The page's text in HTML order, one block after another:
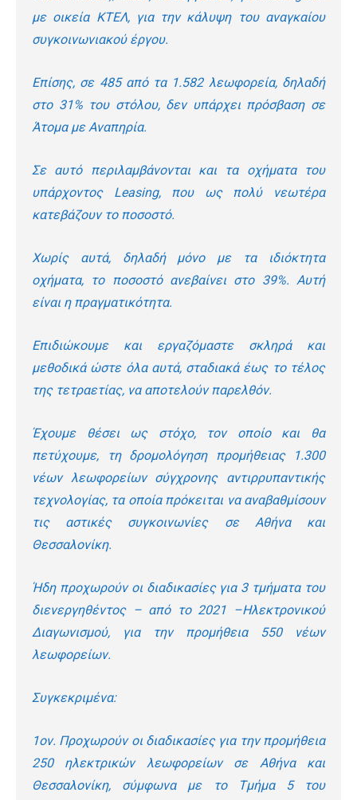
με οικεία ΚΤΕΛ, για την κάλυψη του αναγκαίου
συγκοινωνιακού έργου.
Επίσης, σε 485 από τα 1.582 λεωφορεία, δηλαδή
στο 31% του στόλου, δεν υπάρχει πρόσβαση σε
Άτομα με Αναπηρία.
Σε αυτό περιλαμβάνονται και τα οχήματα του
υπάρχοντος Leasing, που ως πολύ νεωτέρα
κατεβάζουν το ποσοστό.
Χωρίς αυτά, δηλαδή μόνο με τα ιδιόκτητα
οχήματα, το ποσοστό ανεβαίνει στο 39%. Αυτή
είναι η πραγματικότητα.
Επιδιώκουμε και εργαζόμαστε σκληρά και
μεθοδικά ώστε όλα αυτά, σταδιακά έως το τέλος
της τετραετίας, να αποτελούν παρελθόν.
Έχουμε θέσει ως στόχο, τον οποίο και θα
πετύχουμε, τη δρομολόγηση προμήθειας 1.300
νέων λεωφορείων σύγχρονης αντιρρυπαντικής
τεχνολογίας, τα οποία πρόκειται να αναβαθμίσουν
τις αστικές συγκοινωνίες σε Αθήνα και
Θεσσαλονίκη.
Ήδη προχωρούν οι διαδικασίες για 3 τμήματα του
διενεργηθέντος – από το 2021 –Ηλεκτρονικού
Διαγωνισμού, για την προμήθεια 550 νέων
λεωφορείων.
Συγκεκριμένα:
1ον. Προχωρούν οι διαδικασίες για την προμήθεια
250 ηλεκτρικών λεωφορείων σε Αθήνα και
Θεσσαλονίκη, σύμφωνα με το Τμήμα 5 του